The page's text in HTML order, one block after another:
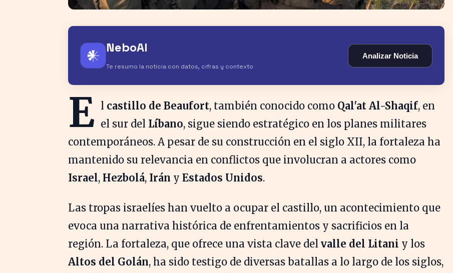
𒀭 NeboAI
Te resumo la noticia con datos, cifras y contexto
Analizar Noticia
E l castillo de Beaufort, también conocido como Qal'at Al-Shaqif, en
el sur del Líbano, sigue siendo estratégico en los planes militares
contemporáneos. A pesar de su construcción en el siglo XII, la fortaleza ha
mantenido su relevancia en conflictos que involucran a actores como
Israel, Hezbolá, Irán y Estados Unidos.
Las tropas israelíes han vuelto a ocupar el castillo, un acontecimiento que
evoca una narrativa histórica de enfrentamientos y sacrificios en la
región. La fortaleza, que ofrece una vista clave del valle del Litani y los
Altos del Golán, ha sido testigo de diversas batallas a lo largo de los siglos,